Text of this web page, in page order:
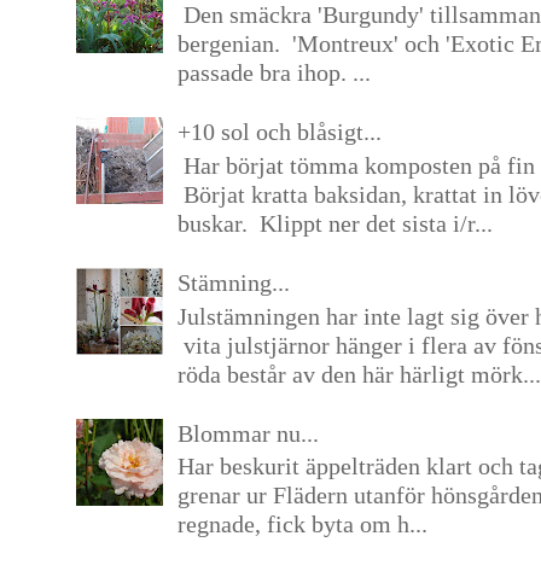
Den smäckra 'Burgundy'
bergenian. 'Montreux' och 'Exotic
passade bra ihop. ...
+10 sol och blåsigt...
Har börjat tömma komposten på
Börjat kratta baksidan, krattat in
buskar. Klippt ner det sista i/r...
Stämning...
Julstämningen har inte lagt sig över
vita julstjärnor hänger i flera av
röda består av den här härligt mörk...
Blommar nu...
Har beskurit äppelträden klart och
grenar ur Flädern utanför
regnade, fick byta om h...